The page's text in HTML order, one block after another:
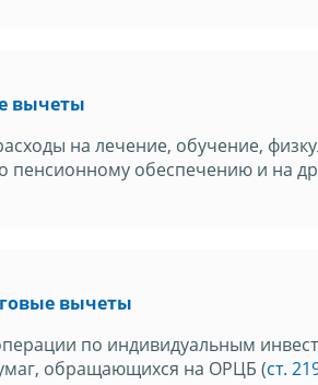
вычеты
на лечение, обучение,
пенсионному обеспечению и на
вычеты
по индивидуальным
обращающихся на ОРЦБ (ст.